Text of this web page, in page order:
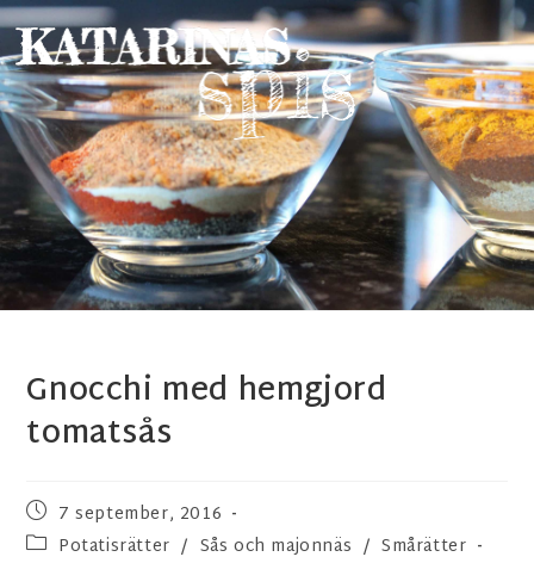
Gnocchi med hemgjord
tomatsås
7 september, 2016
Potatisrätter / Sås och majonnäs / Smårätter